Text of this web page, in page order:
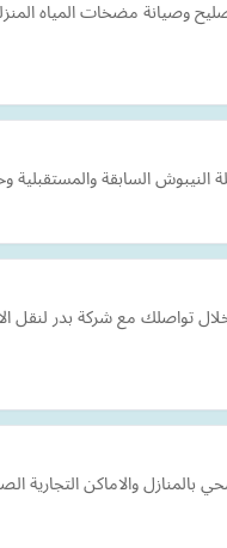
وصيانة مضخات المياه
تواصلك مع شركة بدر
واﻻماكن التجارية